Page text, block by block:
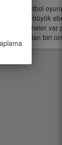
Coco Futbol
ile hatta büyük
oyunda neler
oyunlardan biri